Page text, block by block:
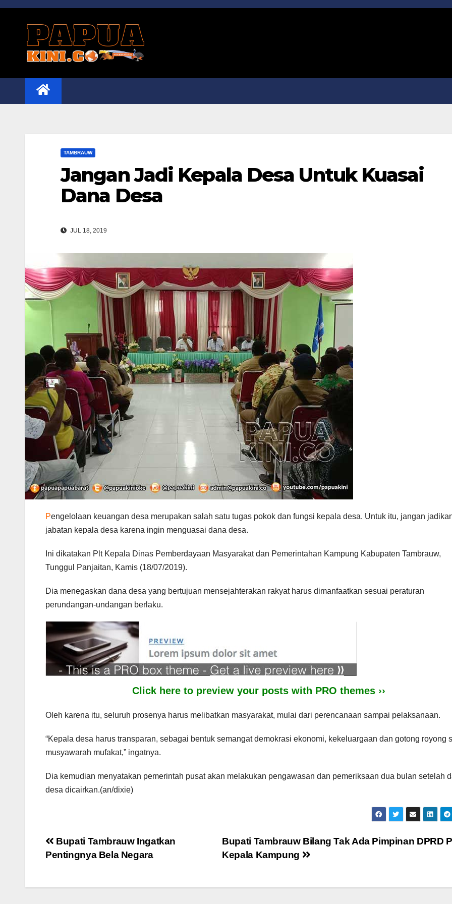
Skip
TAMBRAUW
Jangan Jadi Kepala Desa Untuk Kuasai
Dana Desa
JUL 18, 2019
Pengelolaan keuangan desa merupakan salah satu tugas pokok dan fungsi kepala desa. Untuk itu, jangan
jabatan kepala desa karena ingin menguasai dana desa.
Ini dikatakan Plt Kepala Dinas Pemberdayaan Masyarakat dan Pemerintahan Kampung Kabupaten Tambrauw,
Tunggul Panjaitan, Kamis (18/07/2019).
Dia menegaskan dana desa yang bertujuan mensejahterakan rakyat harus dimanfaatkan sesuai peraturan
perundangan-undangan berlaku.
Click here to preview your posts with PRO themes ››
Oleh karena itu, seluruh prosenya harus melibatkan masyarakat, mulai dari perencanaan sampai pelaksanaan.
“Kepala desa harus transparan, sebagai bentuk semangat demokrasi ekonomi, kekeluargaan dan gotong royong
musyawarah mufakat,” ingatnya.
Dia kemudian menyatakan pemerintah pusat akan melakukan pengawasan dan pemeriksaan dua bulan setelah
desa dicairkan.(an/dixie)
Post
navigation
Bupati Tambrauw Bilang Tak Ada Pimpinan DPRD
Kepala Kampung
Bupati Tambrauw Ingatkan
Pentingnya Bela Negara